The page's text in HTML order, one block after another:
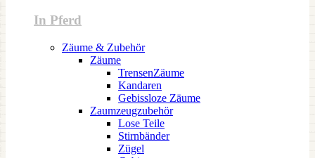
In Pferd
Zäume & Zubehör
Zäume
TrensenZäume
Kandaren
Gebissloze Zäume
Zaumzeugzubehör
Lose Teile
Stirnbänder
Zügel